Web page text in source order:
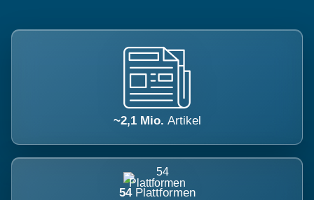
~2,1 Mio. Artikel
54 Plattformen